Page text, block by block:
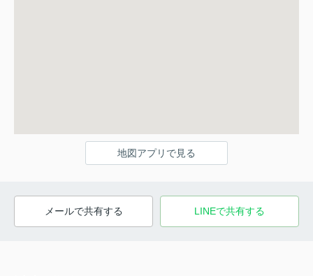
地図アプリで見る
メールで共有する LINEで共有する